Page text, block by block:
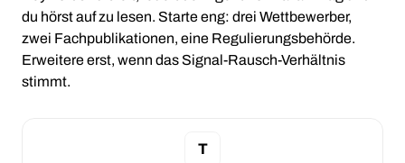
du hörst auf zu lesen. Starte eng: drei Wettbewerber,
zwei Fachpublikationen, eine Regulierungsbehörde.
Erweitere erst, wenn das Signal-Rausch-Verhältnis
stimmt.